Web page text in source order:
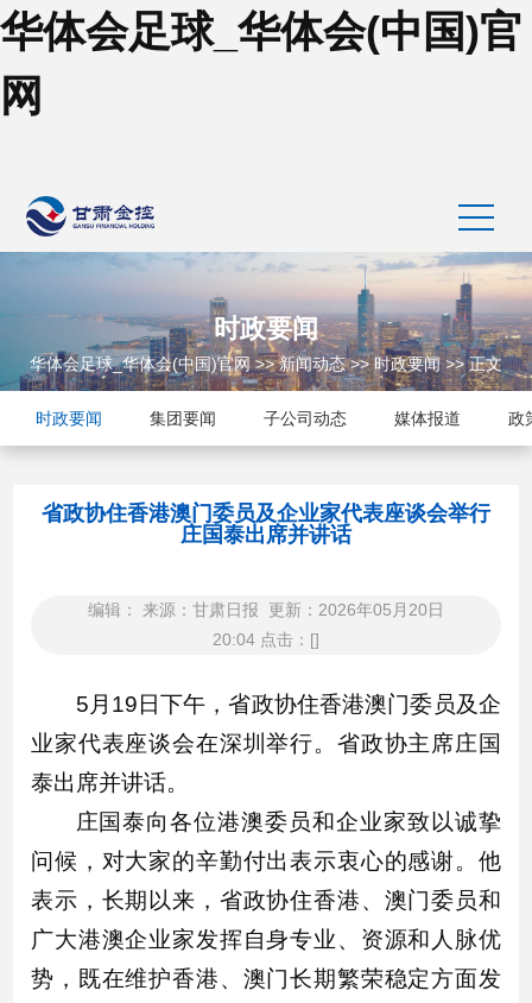
华体会足球_华体会(中国)官
网
时政要闻
华体会足球_华体会(中国)官网>>新闻动态>>时政要闻>> 正文
时政要闻 集团要闻 子公司动态 媒体报道 政
省政协住香港澳门委员及企业家代表座谈会举行
庄国泰出席并讲话
编辑： 来源：甘肃日报 更新：2026年05月20日
20:04 点击：[]
5月19日下午，省政协住香港澳门委员及企
业家代表座谈会在深圳举行。省政协主席庄国
泰出席并讲话。
庄国泰向各位港澳委员和企业家致以诚挚
问候，对大家的辛勤付出表示衷心的感谢。他
表示，长期以来，省政协住香港、澳门委员和
广大港澳企业家发挥自身专业、资源和人脉优
势，既在维护香港、澳门长期繁荣稳定方面发